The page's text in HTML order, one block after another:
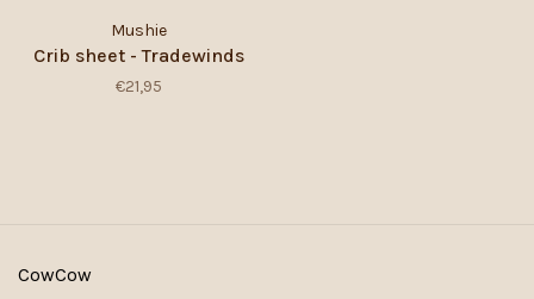
Mushie
Crib sheet - Tradewinds
€21,95
CowCow